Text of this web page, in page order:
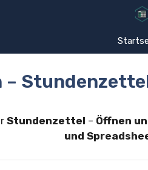
–
Stundenzettel – Öffnen
und